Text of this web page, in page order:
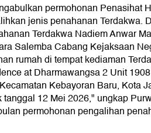
permohonan Penasihat
jenis penahanan Terdakwa.
Terdakwa Nadiem Anwar
Salemba Cabang Kejaksaan
rumah di tempat kediaman
at Dharmawangsa 2 Unit
Kebayoran Baru, Kota
12 Mei 2026," ungkap
permohonan pengalihan